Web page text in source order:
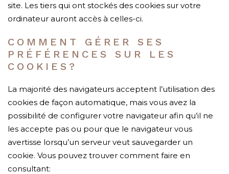
site. Les tiers qui ont stockés des cookies sur votre
ordinateur auront accès à celles-ci.
COMMENT GÉRER SES
PRÉFÉRENCES SUR LES
COOKIES?
La majorité des navigateurs acceptent l’utilisation des
cookies de façon automatique, mais vous avez la
possibilité de configurer votre navigateur afin qu’il ne
les accepte pas ou pour que le navigateur vous
avertisse lorsqu’un serveur veut sauvegarder un
cookie. Vous pouvez trouver comment faire en
consultant: